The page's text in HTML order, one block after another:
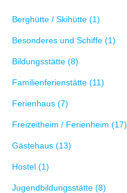
Berghütte / Skihütte (1)
Besonderes und Schiffe (1)
Bildungsstätte (8)
Familienferienstätte (11)
Ferienhaus (7)
Freizeitheim / Ferienheim (17)
Gästehaus (13)
Hostel (1)
Jugendbildungsstätte (8)